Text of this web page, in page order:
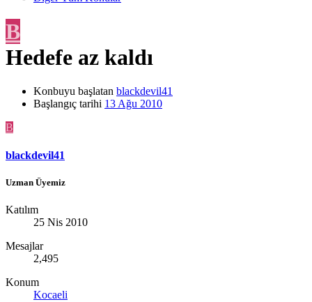
B
Hedefe az kaldı
Konbuyu başlatan blackdevil41
Başlangıç tarihi 13 Ağu 2010
B
blackdevil41
Uzman Üyemiz
Katılım
25 Nis 2010
Mesajlar
2,495
Konum
Kocaeli